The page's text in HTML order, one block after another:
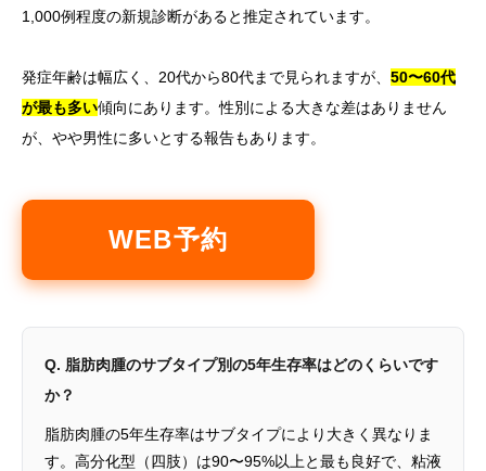
1,000例程度の新規診断があると推定されています。
発症年齢は幅広く、20代から80代まで見られますが、 50〜60代
が最も多い傾向にあります。性別による大きな差はありません
が、やや男性に多いとする報告もあります。
WEB予約
Q. 脂肪肉腫のサブタイプ別の5年生存率はどのくらいです
か？
脂肪肉腫の5年生存率はサブタイプにより大きく異なりま
す。高分化型（四肢）は90〜95%以上と最も良好で、粘液